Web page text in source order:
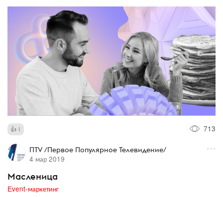
1 713
ПTV /Первое Популярное Телевидение/
4 мар 2019
Масленица
Event-маркетинг